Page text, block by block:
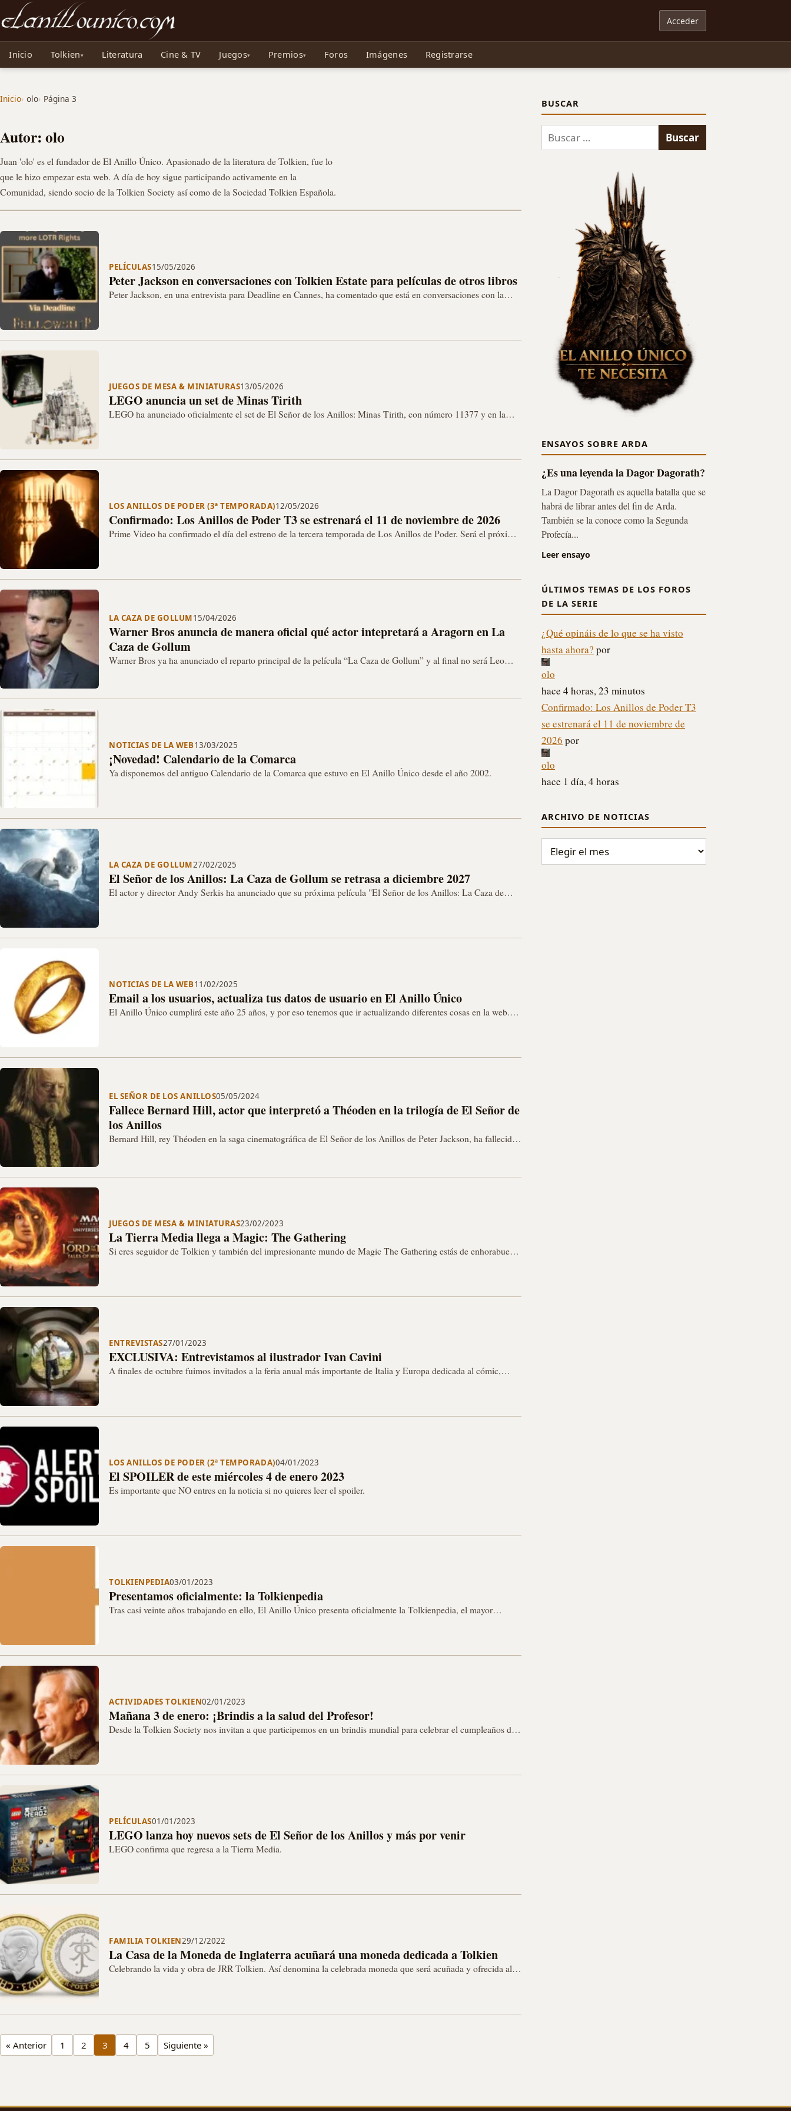
Noticias sobre Tolkien: El Señor de los Anillos, Los Anillos de Poder, La Caza de Gollum, la Tolkienpedia y más
Acceder
Inicio Tolkien Literatura Cine & TV Juegos Premios Foros Imágenes Registrarse
Inicio olo Página 3
Autor: olo
Juan 'olo' es el fundador de El Anillo Único. Apasionado de la literatura de Tolkien, fue lo
que le hizo empezar esta web. A día de hoy sigue participando activamente en la
Comunidad, siendo socio de la Tolkien Society así como de la Sociedad Tolkien Española.
PELÍCULAS15/05/2026
Peter Jackson en conversaciones con Tolkien Estate para películas de otros libros
Peter Jackson, en una entrevista para Deadline en Cannes, ha comentado que está en conversaciones con la
JUEGOS DE MESA & MINIATURAS13/05/2026
LEGO anuncia un set de Minas Tirith
LEGO ha anunciado oficialmente el set de El Señor de los Anillos: Minas Tirith, con número 11377 y en la
LOS ANILLOS DE PODER (3ª TEMPORADA)12/05/2026
Confirmado: Los Anillos de Poder T3 se estrenará el 11 de noviembre de 2026
Prime Video ha confirmado el día del estreno de la tercera temporada de Los Anillos de Poder. Será el próximo
LA CAZA DE GOLLUM15/04/2026
Warner Bros anuncia de manera oficial qué actor intepretará a Aragorn en La
Caza de Gollum
Warner Bros ya ha anunciado el reparto principal de la película “La Caza de Gollum” y al final no será Leo
NOTICIAS DE LA WEB13/03/2025
¡Novedad! Calendario de la Comarca
Ya disponemos del antiguo Calendario de la Comarca que estuvo en El Anillo Único desde el año 2002.
LA CAZA DE GOLLUM27/02/2025
El Señor de los Anillos: La Caza de Gollum se retrasa a diciembre 2027
El actor y director Andy Serkis ha anunciado que su próxima película "El Señor de los Anillos: La Caza de
NOTICIAS DE LA WEB11/02/2025
Email a los usuarios, actualiza tus datos de usuario en El Anillo Único
El Anillo Único cumplirá este año 25 años, y por eso tenemos que ir actualizando diferentes cosas en la web.
EL SEÑOR DE LOS ANILLOS05/05/2024
Fallece Bernard Hill, actor que interpretó a Théoden en la trilogía de El Señor de
los Anillos
Bernard Hill, rey Théoden en la saga cinematográfica de El Señor de los Anillos de Peter Jackson, ha fallecido
JUEGOS DE MESA & MINIATURAS23/02/2023
La Tierra Media llega a Magic: The Gathering
Si eres seguidor de Tolkien y también del impresionante mundo de Magic The Gathering estás de enhorabuena
ENTREVISTAS27/01/2023
EXCLUSIVA: Entrevistamos al ilustrador Ivan Cavini
A finales de octubre fuimos invitados a la feria anual más importante de Italia y Europa dedicada al cómic,
LOS ANILLOS DE PODER (2ª TEMPORADA)04/01/2023
El SPOILER de este miércoles 4 de enero 2023
Es importante que NO entres en la noticia si no quieres leer el spoiler.
TOLKIENPEDIA03/01/2023
Presentamos oficialmente: la Tolkienpedia
Tras casi veinte años trabajando en ello, El Anillo Único presenta oficialmente la Tolkienpedia, el mayor
ACTIVIDADES TOLKIEN02/01/2023
Mañana 3 de enero: ¡Brindis a la salud del Profesor!
Desde la Tolkien Society nos invitan a que participemos en un brindis mundial para celebrar el cumpleaños del
PELÍCULAS01/01/2023
LEGO lanza hoy nuevos sets de El Señor de los Anillos y más por venir
LEGO confirma que regresa a la Tierra Media.
FAMILIA TOLKIEN29/12/2022
La Casa de la Moneda de Inglaterra acuñará una moneda dedicada a Tolkien
Celebrando la vida y obra de JRR Tolkien. Así denomina la celebrada moneda que será acuñada y ofrecida al
« Anterior 1 2 3 4 5 Siguiente »
BUSCAR
Buscar:
ENSAYOS SOBRE ARDA
¿Es una leyenda la Dagor Dagorath?
La Dagor Dagorath es aquella batalla que se
habrá de librar antes del fin de Arda.
También se la conoce como la Segunda
Profecía...
Leer ensayo
ÚLTIMOS TEMAS DE LOS FOROS
DE LA SERIE
¿Qué opináis de lo que se ha visto
hasta ahora? por
olo
hace 4 horas, 23 minutos
Confirmado: Los Anillos de Poder T3
se estrenará el 11 de noviembre de
2026 por
olo
hace 1 día, 4 horas
ARCHIVO DE NOTICIAS
ARCHIVO DE NOTICIAS